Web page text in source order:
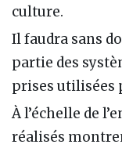
culture.
Il faudra sans
partie des
prises utilisées
À l’échelle de
réalisés